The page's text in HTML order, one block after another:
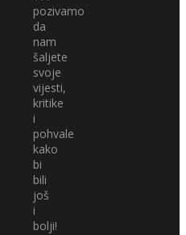
pozivamo
da
nam
šaljete
svoje
vijesti,
kritike
i
pohvale
kako
bi
bili
još
i
bolji!